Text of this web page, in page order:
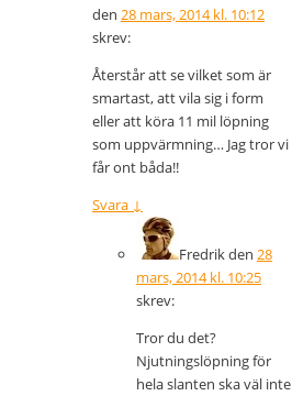
den 28 mars, 2014 kl. 10:12
skrev:
Återstår att se vilket som är
smartast, att vila sig i form
eller att köra 11 mil löpning
som uppvärmning… Jag tror vi
får ont båda!!
Svara ↓
Fredrikden 28
mars, 2014 kl. 10:25
skrev:
Tror du det?
Njutningslöpning för
hela slanten ska väl inte